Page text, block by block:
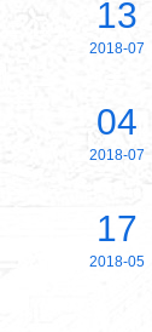
13
2018-07
04
2018-07
17
2018-05